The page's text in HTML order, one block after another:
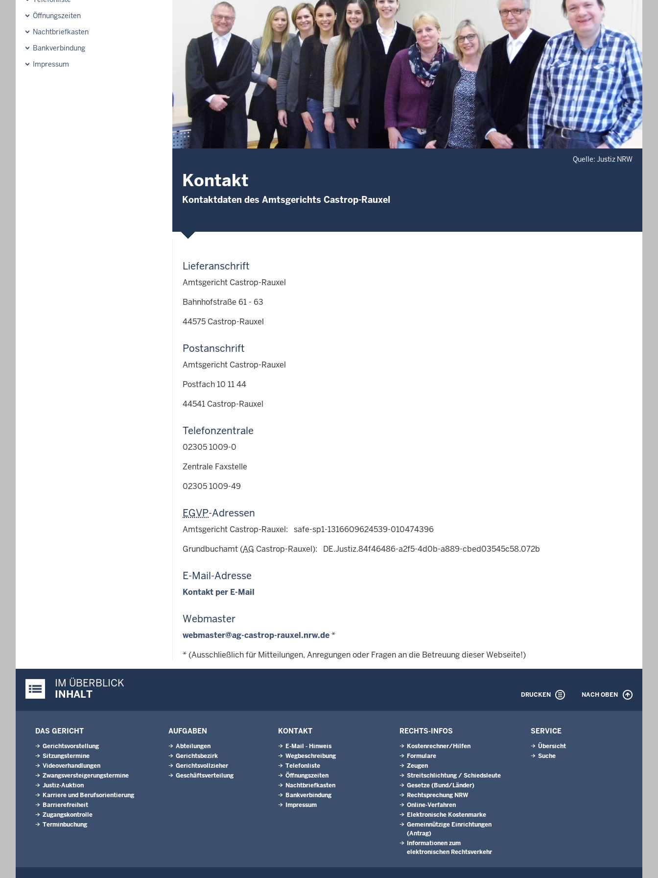
Öffnungszeiten
Nachtbriefkasten
Bankverbindung
Impressum
Quelle: Justiz NRW
Kontakt
Kontaktdaten des Amtsgerichts Castrop-Rauxel
Lieferanschrift
Amtsgericht Castrop-Rauxel
Bahnhofstraße 61 - 63
44575 Castrop-Rauxel
Postanschrift
Amtsgericht Castrop-Rauxel
Postfach 10 11 44
44541 Castrop-Rauxel
Telefonzentrale
02305 1009-0
Zentrale Faxstelle
02305 1009-49
EGVP-Adressen
Amtsgericht Castrop-Rauxel: safe-sp1-1316609624539-010474396
Grundbuchamt (AG Castrop-Rauxel): DE.Justiz.84f46486-a2f5-4d0b-a889-cbed03545c58.072b
E-Mail-Adresse
Kontakt per E-Mail
Webmaster
webmaster@ag-castrop-rauxel.nrw.de*
* (Ausschließlich für Mitteilungen, Anregungen oder Fragen an die Betreuung dieser Webseite!)
Justiz-Portal im Überblick:
IM ÜBERBLICK
INHALT
DRUCKEN NACH OBEN
DAS GERICHT
Gerichtsvorstellung
Sitzungstermine
Videoverhandlungen
Zwangsversteigerungstermine
Justiz-Auktion
Karriere und Berufsorientierung
Barrierefreiheit
Zugangskontrolle
Terminbuchung
AUFGABEN
Abteilungen
Gerichtsbezirk
Gerichtsvollzieher
Geschäftsverteilung
KONTAKT
E-Mail - Hinweis
Wegbeschreibung
Telefonliste
Öffnungszeiten
Nachtbriefkasten
Bankverbindung
Impressum
RECHTS-INFOS
Kostenrechner/Hilfen
Formulare
Zeugen
Streitschlichtung / Schiedsleute
Gesetze (Bund/Länder)
Rechtsprechung NRW
Online-Verfahren
Elektronische Kostenmarke
Gemeinnützige Einrichtungen
(Antrag)
Informationen zum
elektronischen Rechtsverkehr
SERVICE
Übersicht
Suche